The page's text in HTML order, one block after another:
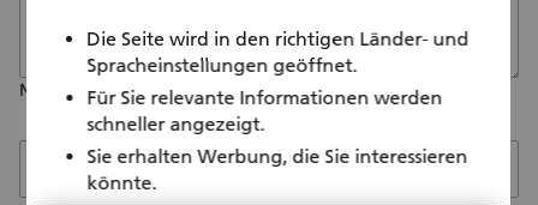
Noch 200Zeichen verfügbar.
First name
Die Seite wird in den richtigen Länder- und
Spracheinstellungen geöffnet.
Für Sie relevante Informationen werden
schneller angezeigt.
Sie erhalten Werbung, die Sie interessieren
könnte.